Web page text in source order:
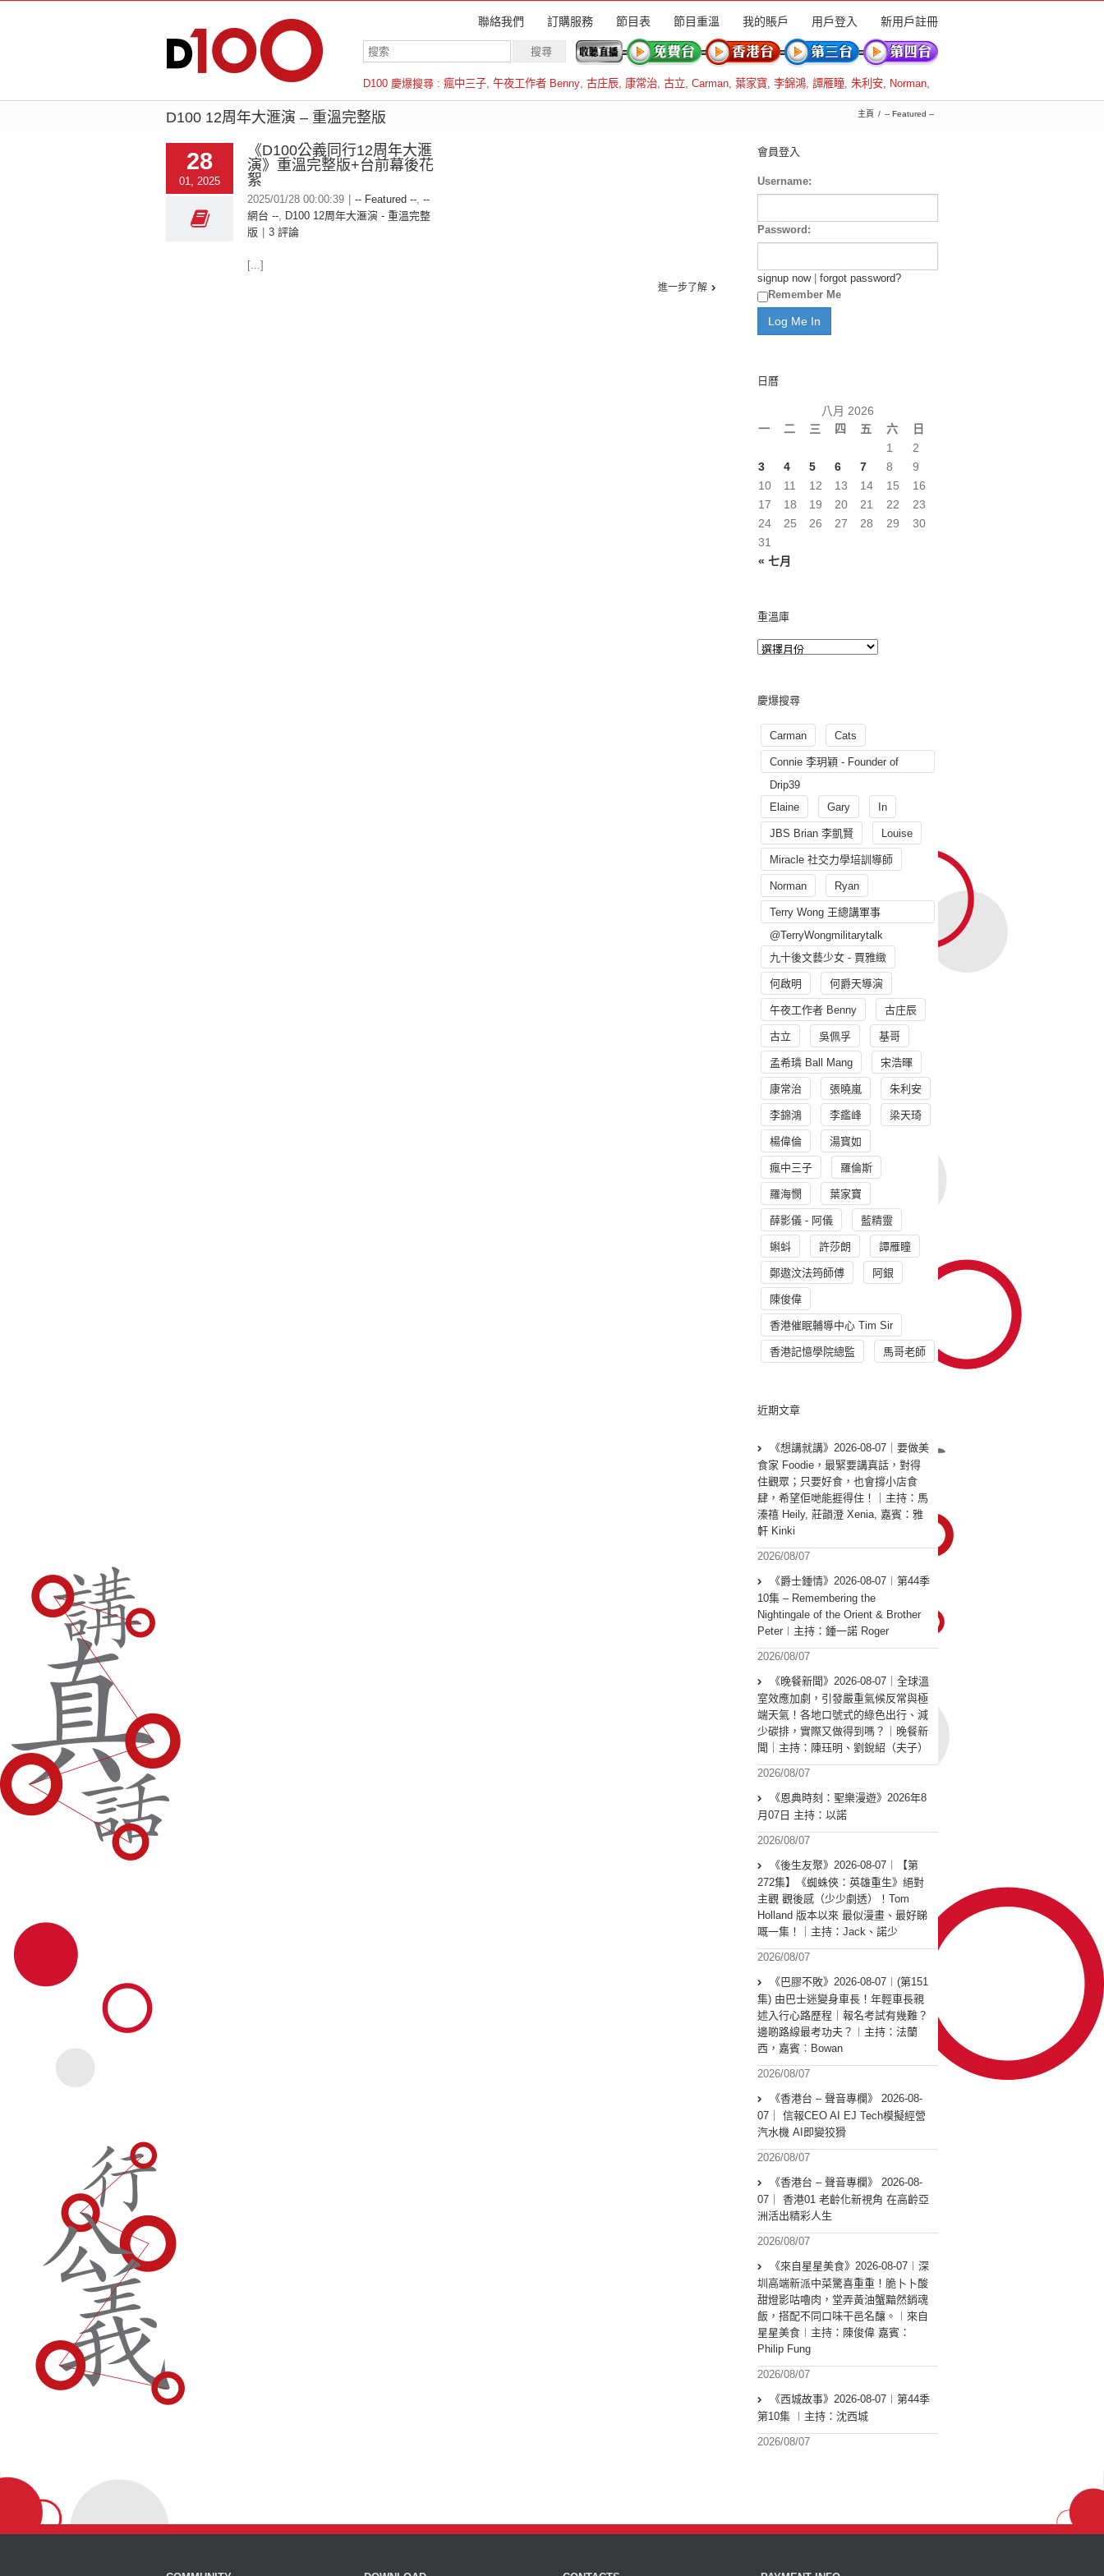
聯絡我們 訂購服務 節目表 節目重溫 我的賬戶 用戶登入 新用戶註冊
D100 慶爆搜尋 : 瘋中三子, 午夜工作者 Benny, 古庄辰, 康常治, 古立, Carman, 葉家寶, 李錦鴻, 譚雁瞳, 朱利安, Norman,
羅倫斯
D100 12周年大滙演 – 重溫完整版 主頁 -- Featured --
28
01, 2025
《D100公義同行12周年大滙
演》重溫完整版+台前幕後花
絮
2025/01/28 00:00:39 -- Featured --, --
網台 --, D100 12周年大滙演 - 重溫完整
版
3 評論
[...]
進一步了解
會員登入
Username:
Password:
signup now| forgot password?
Remember Me
日曆
八月 2026
一
二 三 四 五 六 日
« 七月
1
2
3
4 5 6 7 8
9
10
11 12 13 14 15
16
17
18 19 20 21 22
23
24
25 26 27 28 29
30
31
重溫庫
慶爆搜尋
Carman Cats
Connie 李玥穎 - Founder of
Drip39
Elaine
Gary In
JBS Brian 李凱賢 Louise
Miracle 社交力學培訓導師
Norman Ryan
Terry Wong 王總講軍事
@TerryWongmilitarytalk
九十後文藝少女 - 賈雅緻
何啟明 何爵天導演
午夜工作者 Benny 古庄辰
古立 吳佩孚 基哥
孟希璘 Ball Mang 宋浩暉
康常治 張曉嵐 朱利安
李錦鴻 李鑑峰 梁天琦
楊偉倫 湯寳如
瘋中三子 羅倫斯
羅海憫 葉家寶
薛影儀 - 阿儀 藍精靈
蝌蚪 許莎朗 譚雁瞳
鄭遨汶法筠師傅 阿銀
陳俊偉
香港催眠輔導中心 Tim Sir
香港記憶學院總監 馬哥老師
近期文章
《想講就講》2026-08-07｜要做美
食家 Foodie，最緊要講真話，對得
住觀眾；只要好食，也會撐小店食
肆，希望佢哋能捱得住！｜主持：馬
溱禧 Heily, 莊韻澄 Xenia, 嘉賓：雅
軒 Kinki
2026/08/07
《爵士鍾情》2026-08-07︱第44季
10集 – Remembering the
Nightingale of the Orient & Brother
Peter︱主持：鍾一諾 Roger
2026/08/07
《晚餐新聞》2026-08-07｜全球溫
室效應加劇，引發嚴重氣候反常與極
端天氣！各地口號式的綠色出行、減
少碳排，實際又做得到嗎？｜晚餐新
聞｜主持：陳珏明、劉銳紹（夫子）
2026/08/07
《恩典時刻：聖樂漫遊》2026年8
月07日 主持：以諾
2026/08/07
《後生友聚》2026-08-07︱【第
272集】《蜘蛛俠：英雄重生》絕對
主觀 觀後感（少少劇透）！Tom
Holland 版本以來 最似漫畫、最好睇
嘅一集！｜主持：Jack、諾少
2026/08/07
《巴膠不敗》2026-08-07︱(第151
集) 由巴士迷變身車長！年輕車長親
述入行心路歷程｜報名考試有幾難？
邊啲路線最考功夫？︱主持：法蘭
西，嘉賓︰Bowan
2026/08/07
《香港台 – 聲音專欄》 2026-08-
07｜ 信報CEO AI EJ Tech模擬經營
汽水機 AI即變狡猾
2026/08/07
《香港台 – 聲音專欄》 2026-08-
07｜ 香港01 老齡化新視角 在高齡亞
洲活出精彩人生
2026/08/07
《來自星星美食》2026-08-07︱深
圳高端新派中菜驚喜重重！脆卜卜酸
甜燈影咕嚕肉，堂弄黃油蟹黯然銷魂
飯，搭配不同口味干邑名釀。︱來自
星星美食︱主持：陳俊偉 嘉賓：
Philip Fung
2026/08/07
《西城故事》2026-08-07︱第44季
第10集 ︱主持：沈西城
2026/08/07